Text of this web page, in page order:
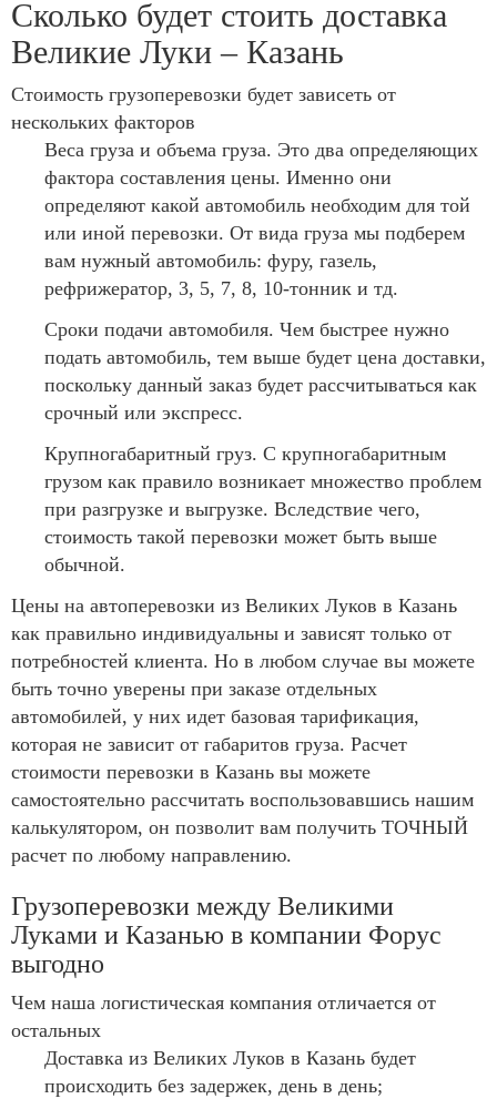
Сколько будет стоить доставка
Великие Луки – Казань
Стоимость грузоперевозки будет зависеть от
нескольких факторов
Веса груза и объема груза. Это два определяющих
фактора составления цены. Именно они
определяют какой автомобиль необходим для той
или иной перевозки. От вида груза мы подберем
вам нужный автомобиль: фуру, газель,
рефрижератор, 3, 5, 7, 8, 10-тонник и тд.
Сроки подачи автомобиля. Чем быстрее нужно
подать автомобиль, тем выше будет цена доставки,
поскольку данный заказ будет рассчитываться как
срочный или экспресс.
Крупногабаритный груз. С крупногабаритным
грузом как правило возникает множество проблем
при разгрузке и выгрузке. Вследствие чего,
стоимость такой перевозки может быть выше
обычной.
Цены на автоперевозки из Великих Луков в Казань
как правильно индивидуальны и зависят только от
потребностей клиента. Но в любом случае вы можете
быть точно уверены при заказе отдельных
автомобилей, у них идет базовая тарификация,
которая не зависит от габаритов груза. Расчет
стоимости перевозки в Казань вы можете
самостоятельно рассчитать воспользовавшись нашим
калькулятором, он позволит вам получить ТОЧНЫЙ
расчет по любому направлению.
Грузоперевозки между Великими
Луками и Казанью в компании Форус
выгодно
Чем наша логистическая компания отличается от
остальных
Доставка из Великих Луков в Казань будет
происходить без задержек, день в день;